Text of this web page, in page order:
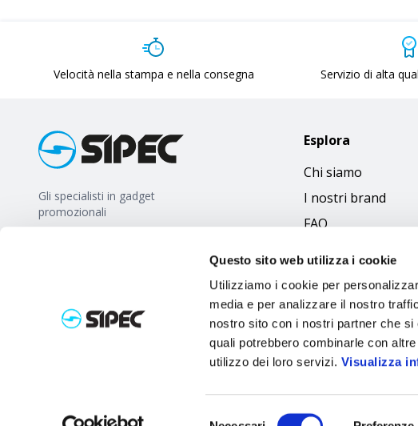
Questo sito web utilizza i cookie
Utilizziamo i cookie per
media e per analizzare il nostro
nostro sito con i nostri partner che
quali potrebbero combinarle con
utilizzo dei loro servizi. Visualizza
Velocità nella stampa e nella consegna Servizio di alta
Gli specialisti in gadget
promozionali
Esplora
Chi siamo
I nostri brand
FAQ